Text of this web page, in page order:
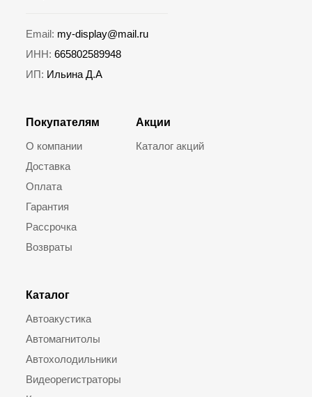
Покупателям
О компании
Доставка
Оплата
Гарантия
Рассрочка
Возвраты
Каталог
Автоакустика
Автомагнитолы
Автохолодильники
Видеорегистраторы
Акции
Каталог акций
Email: my-display@mail.ru
ИНН: 665802589948
ИП: Ильина Д.А